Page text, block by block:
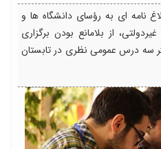
نامه ای به رؤسای دانشگاه ها و
از بلامانع بودن برگزاری
سه درس عمومی نظری در تابستان